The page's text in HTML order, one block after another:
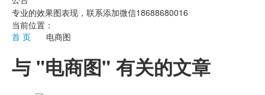
专业的效果图表现，联系添加微信18688680016
当前位置：
首 页
电商图
与 "电商图" 有关的文章